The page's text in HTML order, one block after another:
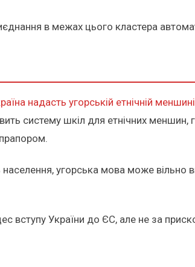
в межах цього кластера
надасть угорській етнічній
систему шкіл для етнічних меншин,
угорська мова може вільно
вступу України до ЄС, але не за